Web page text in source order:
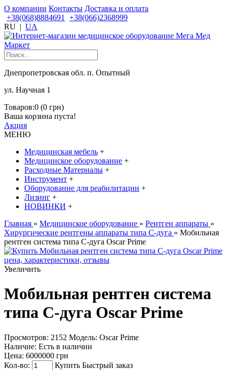
О компании Контакты Доставка и оплата
+38(068)8884691
+38(066)2368999
RU | UA
Днепропетровская обл. п. Опытный
ул. Научная 1
Товаров:0 (0 грн)
Ваша корзина пуста!
Акция
МЕНЮ
Медицинская мебель +
Медицинское оборудование +
Расходные Материалы +
Инструмент +
Оборудование для реабилитации +
Лизинг +
НОВИНКИ +
Главная » Медицинское оборудование » Рентген аппараты »
Хирургические рентгены аппараты типа С-дуга » Мобильная
рентген система типа С-дуга Oscar Prime
Увеличить
Мобильная рентген система
типа С-дуга Oscar Prime
Просмотров: 2152 Модель: Oscar Prime
Наличие: Есть в наличии
Цена: 6000000 грн
Кол-во:
Купить Быстрый заказ